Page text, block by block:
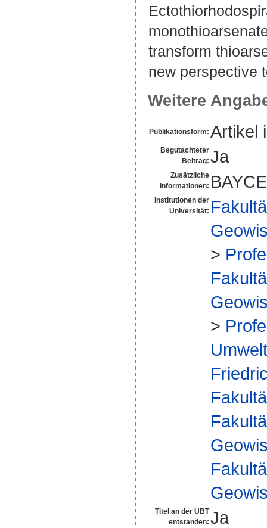
transform
new perspective
Weitere
Publikationsform: Artikel
Begutachteter
Beitrag: Ja
Zusätzliche
Informationen:
Institutionen der
Universität:
>
>
Titel an der UBT
entstanden: Ja